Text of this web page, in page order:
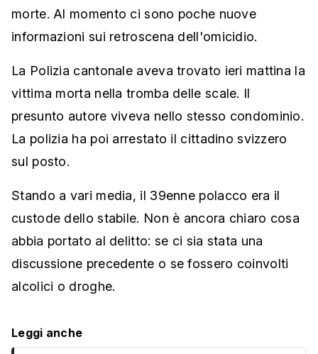
morte. Al momento ci sono poche nuove
informazioni sui retroscena dell'omicidio.
La Polizia cantonale aveva trovato ieri mattina la
vittima morta nella tromba delle scale. Il
presunto autore viveva nello stesso condominio.
La polizia ha poi arrestato il cittadino svizzero
sul posto.
Stando a vari media, il 39enne polacco era il
custode dello stabile. Non è ancora chiaro cosa
abbia portato al delitto: se ci sia stata una
discussione precedente o se fossero coinvolti
alcolici o droghe.
Leggi anche